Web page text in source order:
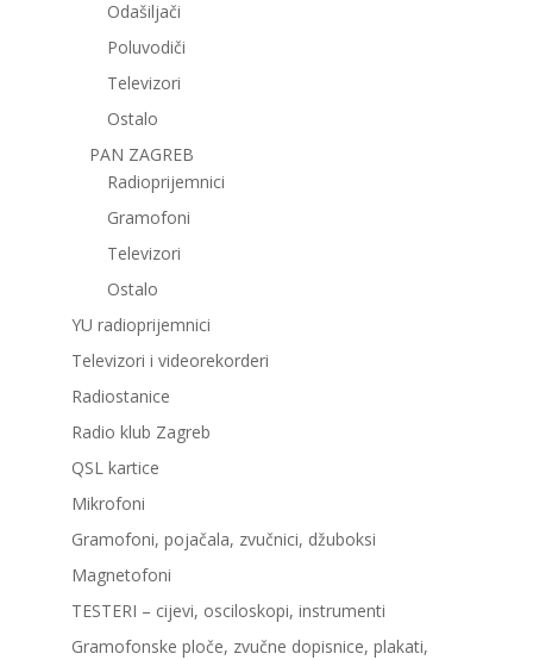
Odašiljači
Poluvodiči
Televizori
Ostalo
PAN ZAGREB
Radioprijemnici
Gramofoni
Televizori
Ostalo
YU radioprijemnici
Televizori i videorekorderi
Radiostanice
Radio klub Zagreb
QSL kartice
Mikrofoni
Gramofoni, pojačala, zvučnici, džuboksi
Magnetofoni
TESTERI – cijevi, osciloskopi, instrumenti
Gramofonske ploče, zvučne dopisnice, plakati,